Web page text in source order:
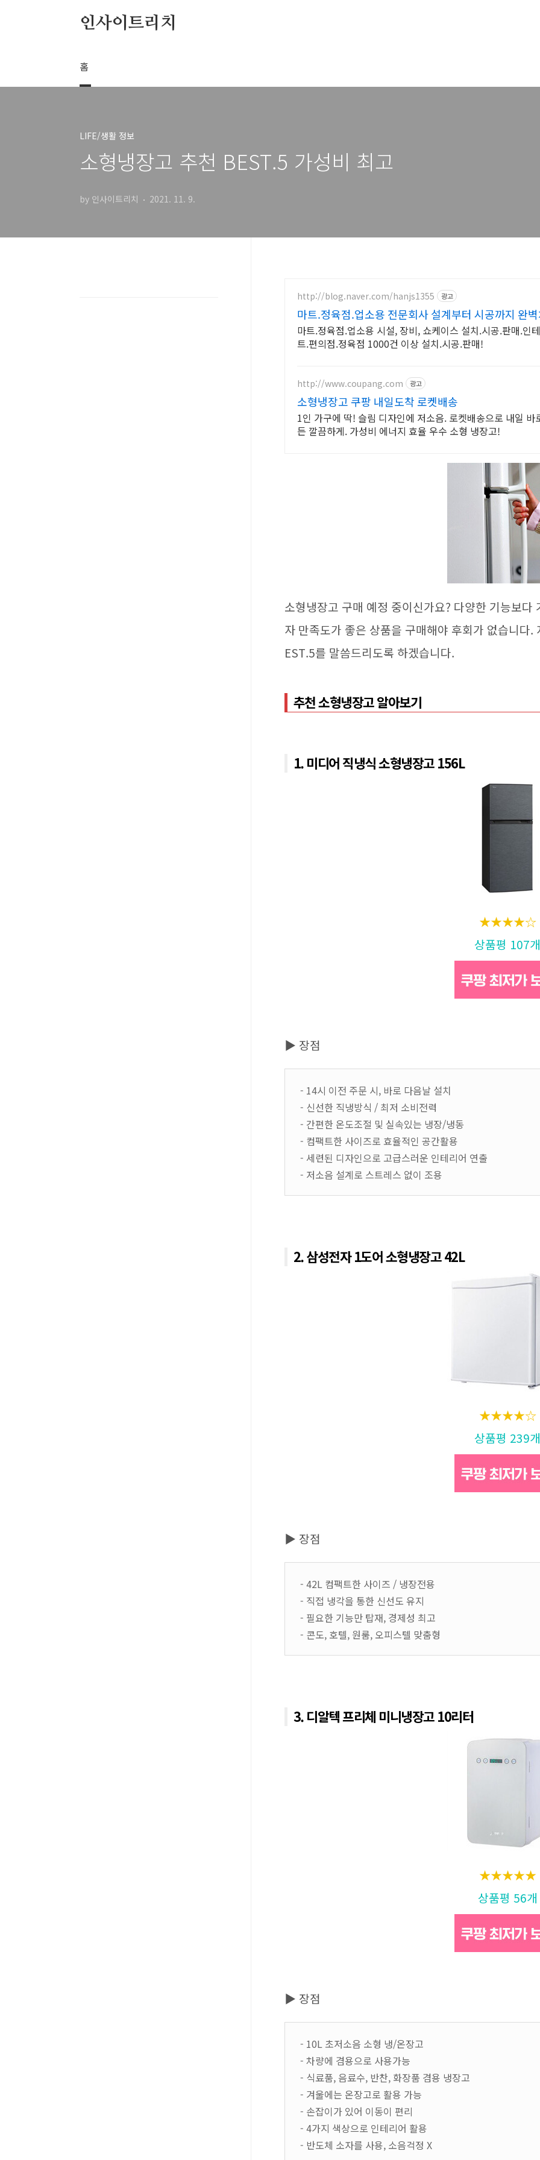
인사이트리치
홈
LIFE/생활 정보
소형냉장고 추천 BEST.5 가성비 최고
by 인사이트리치 2021. 11. 9.
http://blog.naver.com/hanjs1355 광고
마트.정육점.업소용 전문회사 설계부터 시공까지 완
마트.정육점.업소용 시설, 장비, 쇼케이스 설치.시공.판매.인
트.편의점.정육점 1000건 이상 설치.시공.판매!
http://www.coupang.com 광고
소형냉장고 쿠팡 내일도착 로켓배송
1인 가구에 딱! 슬림 디자인에 저소음. 로켓배송으로 내일
든 깔끔하게. 가성비 에너지 효율 우수 소형 냉장고!
소형냉장고 구매 예정 중이신가요? 다양한 기능보
자 만족도가 좋은 상품을 구매해야 후회가 없습니다
EST.5를 말씀드리도록 하겠습니다.
추천 소형냉장고 알아보기
1. 미디어 직냉식 소형냉장고 156L
★★★★☆
상품평 107개
▶ 장점
- 14시 이전 주문 시, 바로 다음날 설치
- 신선한 직냉방식 / 최저 소비전력
- 간편한 온도조절 및 실속있는 냉장/냉동
- 컴팩트한 사이즈로 효율적인 공간활용
- 세련된 디자인으로 고급스러운 인테리어 연출
- 저소음 설계로 스트레스 없이 조용
2. 삼성전자 1도어 소형냉장고 42L
★★★★☆
상품평 239개
▶ 장점
- 42L 컴팩트한 사이즈 / 냉장전용
- 직접 냉각을 통한 신선도 유지
- 필요한 기능만 탑재, 경제성 최고
- 콘도, 호텔, 원룸, 오피스텔 맞춤형
3. 디알텍 프리체 미니냉장고 10리터
★★★★★
상품평 56개
▶ 장점
- 10L 초저소음 소형 냉/온장고
- 차량에 겸용으로 사용가능
- 식료품, 음료수, 반찬, 화장품 겸용 냉장고
- 겨울에는 온장고로 활용 가능
- 손잡이가 있어 이동이 편리
- 4가지 색상으로 인테리어 활용
- 반도체 소자를 사용, 소음걱정 X